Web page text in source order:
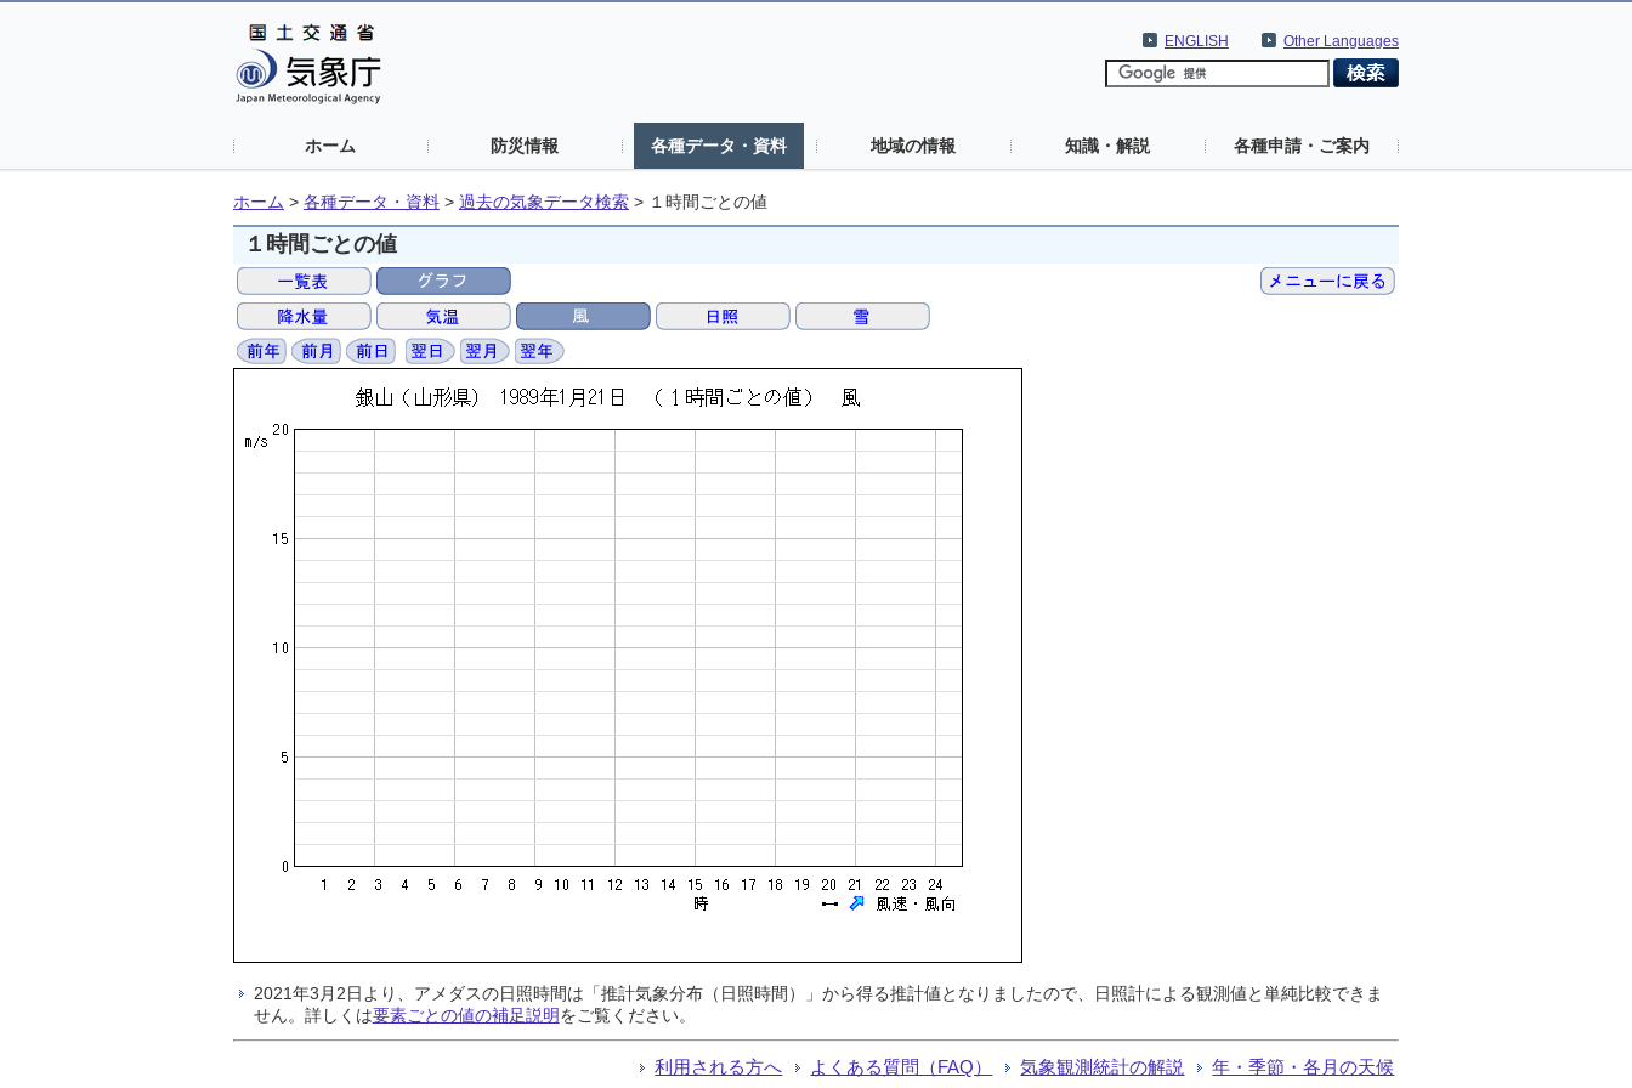
Other Languages
ENGLISH
ホーム 防災情報 各種データ・資料 地域の情報 知識・解説 各種申請・ご案内
ホーム > 各種データ・資料 > 過去の気象データ検索 > １時間ごとの値
１時間ごとの値
2021年3月2日より、アメダスの日照時間は「推計気象分布（日照時間）」から得る推計値となりましたので、日照計による観測値と単純比較できま
せん。詳しくは要素ごとの値の補足説明をご覧ください。
利用される方へ よくある質問（FAQ） 気象観測統計の解説 年・季節・各月の天候